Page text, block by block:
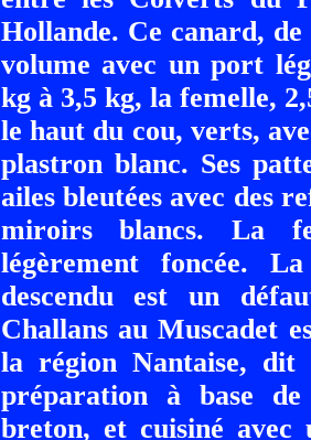
Hollande. Ce canard,
volume avec un port
kg à 3,5 kg, la femelle,
le haut du cou, verts,
plastron blanc. Ses
ailes bleutées avec des
miroirs blancs. La
légèrement foncée.
descendu est un
Challans au Muscadet
la région Nantaise,
préparation à base
breton, et cuisiné avec